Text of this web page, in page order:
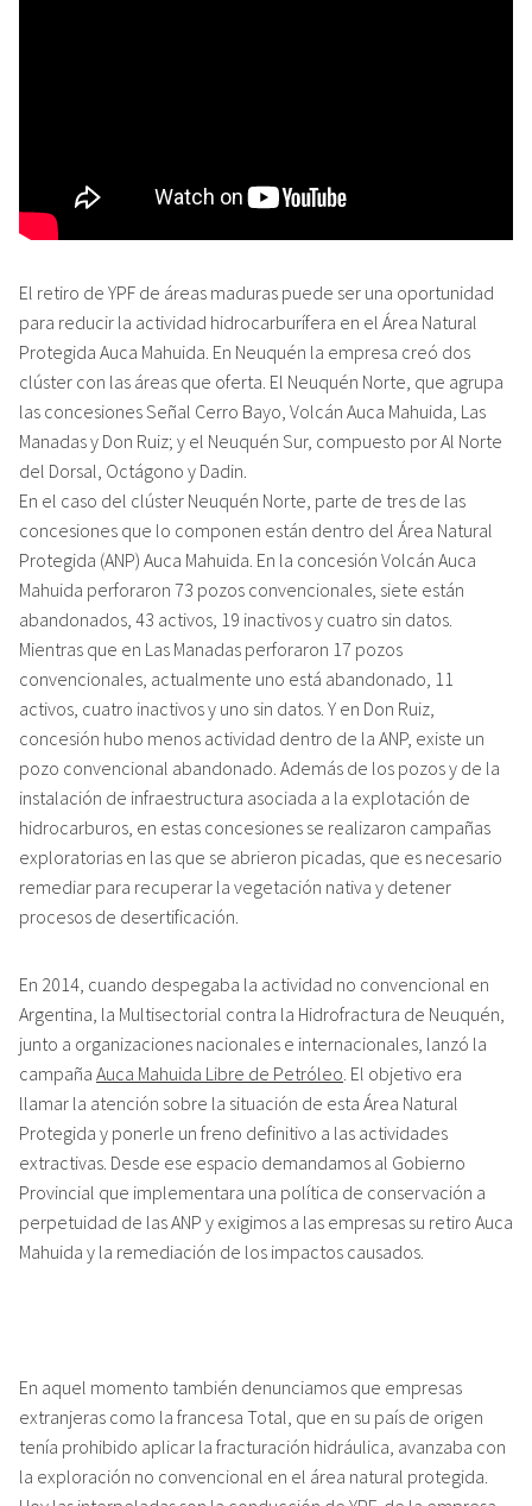
El retiro de YPF de áreas maduras puede ser una oportunidad
para reducir la actividad hidrocarburífera en el Área Natural
Protegida Auca Mahuida. En Neuquén la empresa creó dos
clúster con las áreas que oferta. El Neuquén Norte, que agrupa
las concesiones Señal Cerro Bayo, Volcán Auca Mahuida, Las
Manadas y Don Ruiz; y el Neuquén Sur, compuesto por Al Norte
del Dorsal, Octágono y Dadin.
En el caso del clúster Neuquén Norte, parte de tres de las
concesiones que lo componen están dentro del Área Natural
Protegida (ANP) Auca Mahuida. En la concesión Volcán Auca
Mahuida perforaron 73 pozos convencionales, siete están
abandonados, 43 activos, 19 inactivos y cuatro sin datos.
Mientras que en Las Manadas perforaron 17 pozos
convencionales, actualmente uno está abandonado, 11
activos, cuatro inactivos y uno sin datos. Y en Don Ruiz,
concesión hubo menos actividad dentro de la ANP, existe un
pozo convencional abandonado. Además de los pozos y de la
instalación de infraestructura asociada a la explotación de
hidrocarburos, en estas concesiones se realizaron campañas
exploratorias en las que se abrieron picadas, que es necesario
remediar para recuperar la vegetación nativa y detener
procesos de desertificación.
En 2014, cuando despegaba la actividad no convencional en
Argentina, la Multisectorial contra la Hidrofractura de Neuquén,
junto a organizaciones nacionales e internacionales, lanzó la
campaña Auca Mahuida Libre de Petróleo . El objetivo era
llamar la atención sobre la situación de esta Área Natural
Protegida y ponerle un freno definitivo a las actividades
extractivas. Desde ese espacio demandamos al Gobierno
Provincial que implementara una política de conservación a
perpetuidad de las ANP y exigimos a las empresas su retiro Auca
Mahuida y la remediación de los impactos causados.
En aquel momento también denunciamos que empresas
extranjeras como la francesa Total, que en su país de origen
tenía prohibido aplicar la fracturación hidráulica, avanzaba con
la exploración no convencional en el área natural protegida.